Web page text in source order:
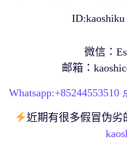
ID:kaoshiku
微信：
邮箱：
Whatsapp:+85244553510
近期有很多假冒伪